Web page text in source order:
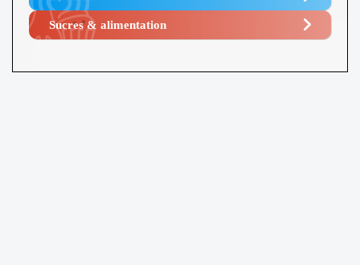
Sucres & alimentation​